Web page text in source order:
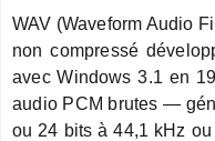
WAV (Waveform Audio
non compressé
avec Windows 3.1 en
audio PCM brutes —
ou 24 bits à 44,1 kHz